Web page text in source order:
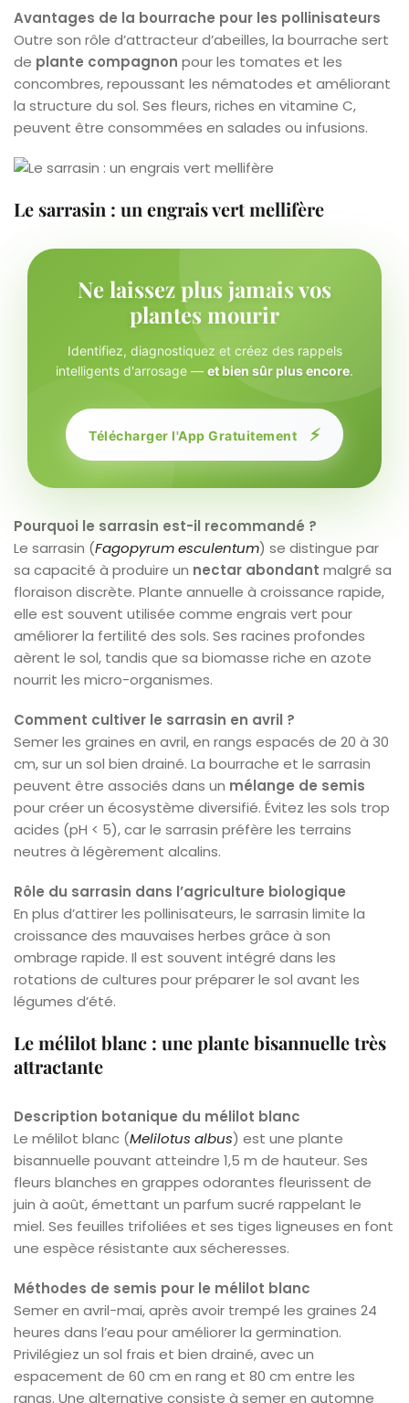
Avantages de la bourrache pour les pollinisateurs
Outre son rôle d’attracteur d’abeilles, la bourrache sert
de plante compagnon pour les tomates et les
concombres, repoussant les nématodes et améliorant
la structure du sol. Ses fleurs, riches en vitamine C,
peuvent être consommées en salades ou infusions.
Le sarrasin : un engrais vert mellifère
Ne laissez plus jamais vos
plantes mourir
Identifiez, diagnostiquez et créez des rappels
intelligents d'arrosage — et bien sûr plus encore.
Télécharger l'App Gratuitement ⚡
Pourquoi le sarrasin est-il recommandé ?
Le sarrasin (Fagopyrum esculentum) se distingue par
sa capacité à produire un nectar abondant malgré sa
floraison discrète. Plante annuelle à croissance rapide,
elle est souvent utilisée comme engrais vert pour
améliorer la fertilité des sols. Ses racines profondes
aèrent le sol, tandis que sa biomasse riche en azote
nourrit les micro-organismes.
Comment cultiver le sarrasin en avril ?
Semer les graines en avril, en rangs espacés de 20 à 30
cm, sur un sol bien drainé. La bourrache et le sarrasin
peuvent être associés dans un mélange de semis
pour créer un écosystème diversifié. Évitez les sols trop
acides (pH < 5), car le sarrasin préfère les terrains
neutres à légèrement alcalins.
Rôle du sarrasin dans l’agriculture biologique
En plus d’attirer les pollinisateurs, le sarrasin limite la
croissance des mauvaises herbes grâce à son
ombrage rapide. Il est souvent intégré dans les
rotations de cultures pour préparer le sol avant les
légumes d’été.
Le mélilot blanc : une plante bisannuelle très
attractante
Description botanique du mélilot blanc
Le mélilot blanc (Melilotus albus) est une plante
bisannuelle pouvant atteindre 1,5 m de hauteur. Ses
fleurs blanches en grappes odorantes fleurissent de
juin à août, émettant un parfum sucré rappelant le
miel. Ses feuilles trifoliées et ses tiges ligneuses en font
une espèce résistante aux sécheresses.
Méthodes de semis pour le mélilot blanc
Semer en avril-mai, après avoir trempé les graines 24
heures dans l’eau pour améliorer la germination.
Privilégiez un sol frais et bien drainé, avec un
espacement de 60 cm en rang et 80 cm entre les
rangs. Une alternative consiste à semer en automne